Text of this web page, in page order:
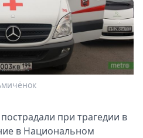
при трагедии в
в Национальном